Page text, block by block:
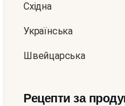
Східна
Українська
Швейцарська
Рецепти за